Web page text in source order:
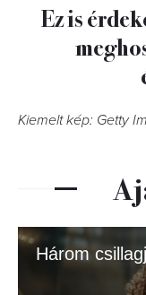
Ez is
Kiemelt kép: Getty